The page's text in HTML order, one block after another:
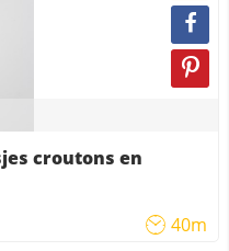
croutons en
40m